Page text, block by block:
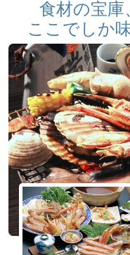
食材の宝庫
ここでしか